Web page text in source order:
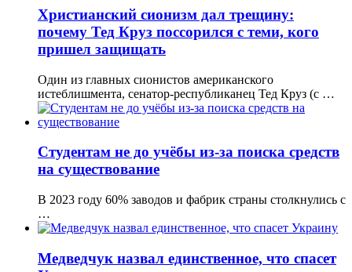
Христианский сионизм дал трещину:
почему Тед Круз поссорился с теми, кого
пришел защищать
Один из главных сионистов американского
истеблишмента, сенатор-республиканец Тед Круз (с …
Студентам не до учёбы из-за поиска средств
на существование
В 2023 году 60% заводов и фабрик страны столкнулись с
…
Медведчук назвал единственное, что спасет